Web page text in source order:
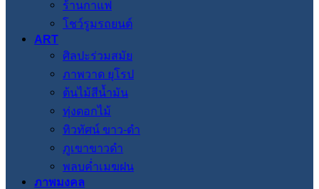
ร้านกาแฟ
โชว์รูมรถยนต์
ART
ศิลปะร่วมสมัย
ภาพวาด ยุโรป
ต้นไม้สีน้ำมัน
ทุ่งดอกไม้
ทิวทัศน์ ขาว-ดำ
ภูเขาขาวดำ
พลบค่ำเมฆฝน
ภาพมงคล